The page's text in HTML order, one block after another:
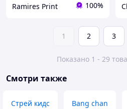
Ramires Print 100%
1 2 3
Показано 1 - 29
Смотри также
Стрей кидс Bang chan